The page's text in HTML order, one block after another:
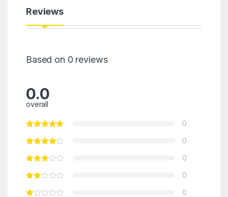
Reviews
Based on 0 reviews
0.0
overall
0
0
0
0
0